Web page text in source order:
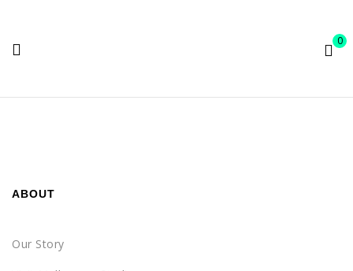
0
ABOUT
Our Story